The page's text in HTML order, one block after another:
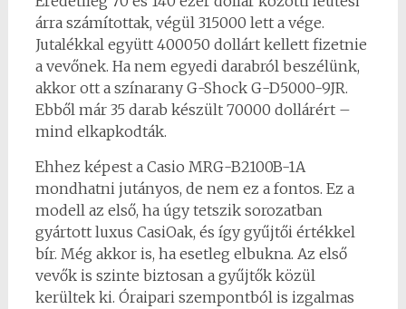
árra számítottak, végül 315000 lett a vége.
Jutalékkal együtt 400050 dollárt kellett fizetnie
a vevőnek. Ha nem egyedi darabról beszélünk,
akkor ott a színarany G-Shock G-D5000-9JR.
Ebből már 35 darab készült 70000 dollárért –
mind elkapkodták.
Ehhez képest a Casio MRG-B2100B-1A
mondhatni jutányos, de nem ez a fontos. Ez a
modell az első, ha úgy tetszik sorozatban
gyártott luxus CasiOak, és így gyűjtői értékkel
bír. Még akkor is, ha esetleg elbukna. Az első
vevők is szinte biztosan a gyűjtők közül
kerültek ki. Óraipari szempontból is izgalmas